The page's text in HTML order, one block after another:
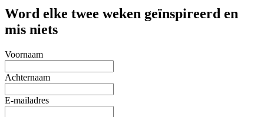
Word elke twee weken geïnspireerd en
mis niets
Voornaam
Achternaam
E-mailadres